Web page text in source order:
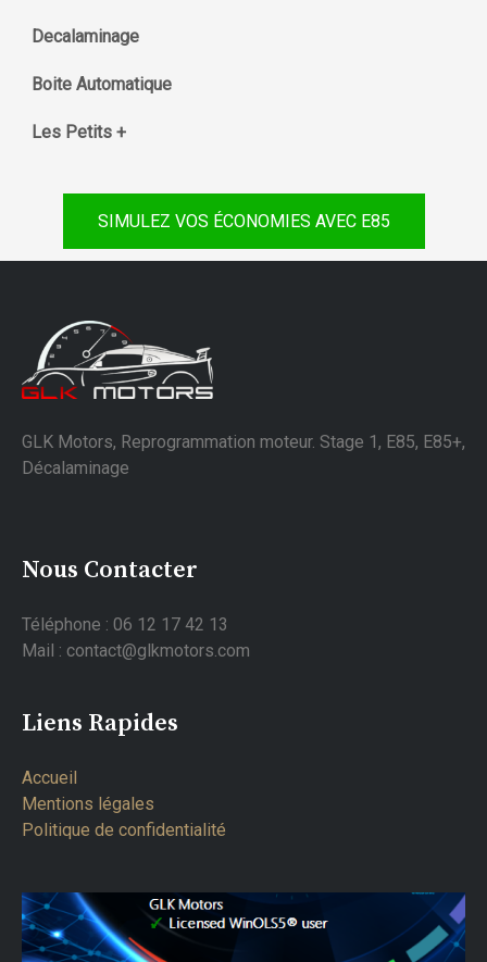
Decalaminage
Boite Automatique
Les Petits +
SIMULEZ VOS ÉCONOMIES AVEC E85
GLK Motors, Reprogrammation moteur. Stage 1, E85, E85+,
Décalaminage
Nous Contacter
Téléphone : 06 12 17 42 13
Mail : contact@glkmotors.com
Liens Rapides
Accueil
Mentions légales
Politique de confidentialité